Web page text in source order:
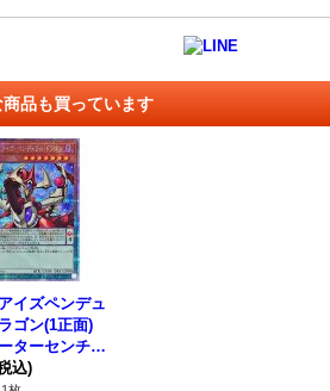
品も買っています
イズペンデュ
ゴン(1正面)
ーターセンチュ
クレット】{Q
込)